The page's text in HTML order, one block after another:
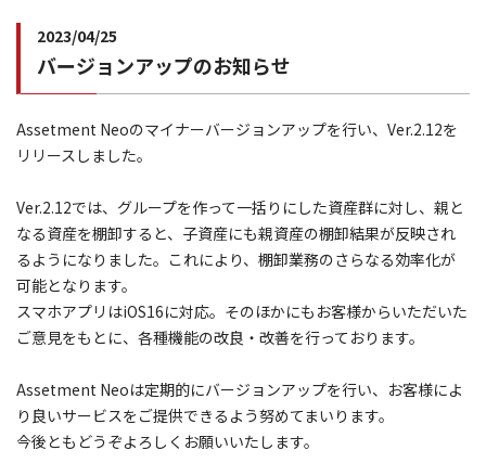
2023/04/25
バージョンアップのお知らせ
Assetment Neoのマイナーバージョンアップを行い、Ver.2.12を
リリースしました。
Ver.2.12では、グループを作って一括りにした資産群に対し、親と
なる資産を棚卸すると、子資産にも親資産の棚卸結果が反映され
るようになりました。これにより、棚卸業務のさらなる効率化が
可能となります。
スマホアプリはiOS16に対応。そのほかにもお客様からいただいた
ご意見をもとに、各種機能の改良・改善を行っております。
Assetment Neoは定期的にバージョンアップを行い、お客様によ
り良いサービスをご提供できるよう努めてまいります。
今後ともどうぞよろしくお願いいたします。